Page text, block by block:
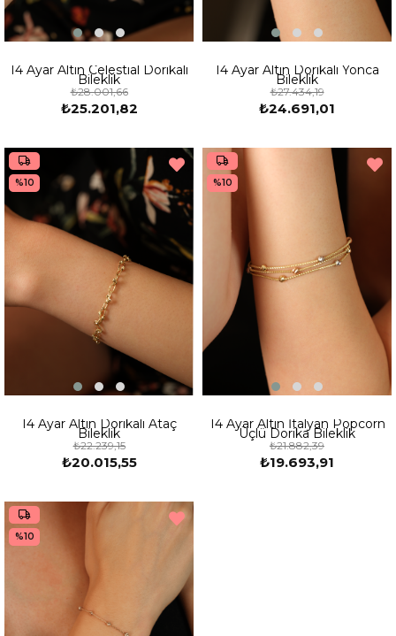
14 Ayar Altın Celestial Dorikalı
Bileklik
₺25.201,82
₺28.001,66
14 Ayar Altın Dorikalı Yonca
Bileklik
₺24.691,01
₺27.434,19
14 Ayar Altın Dorikalı Ataç
Bileklik
₺20.015,55
₺22.239,15
%10
14 Ayar Altın İtalyan Popcorn
Üçlü Dorika Bileklik
₺19.693,91
₺21.882,39
%10
%10